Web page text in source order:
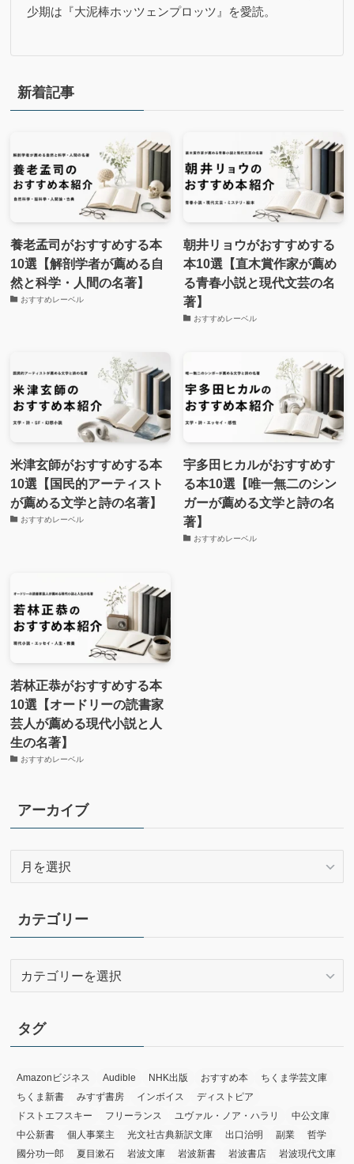
少期は『大泥棒ホッツェンプロッツ』を愛読。
新着記事
養老孟司がおすすめする本
10選【解剖学者が薦める自
然と科学・人間の名著】
おすすめレーベル
朝井リョウがおすすめする
本10選【直木賞作家が薦め
る青春小説と現代文芸の名
著】
おすすめレーベル
米津玄師がおすすめする本
10選【国民的アーティスト
が薦める文学と詩の名著】
おすすめレーベル
宇多田ヒカルがおすすめす
る本10選【唯一無二のシン
ガーが薦める文学と詩の名
著】
おすすめレーベル
若林正恭がおすすめする本
10選【オードリーの読書家
芸人が薦める現代小説と人
生の名著】
おすすめレーベル
アーカイブ
イ
ブ
カテゴリー
リ
ー
タグ
Amazonビジネス Audible NHK出版 おすすめ本
ちくま学芸文庫
ちくま新書
みすず書房 インボイス
ディストピア
ドストエフスキー
フリーランス ユヴァル・ノア・ハラリ
中公文庫
中公新書
個人事業主 光文社古典新訳文庫 出口治明 副業
哲学
國分功一郎
夏目漱石 岩波文庫 岩波新書 岩波書店 岩波現代文庫